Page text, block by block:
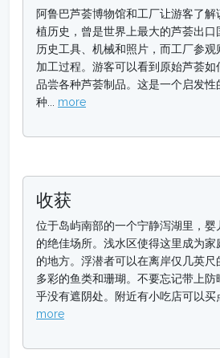
阿鲁巴芦荟博物馆和工厂让游客了
植历史，曾是世界上最大的芦荟出
历史工具、机械和照片，而工厂参
加工过程。游客可以看到原始芦荟
品尝各种芦荟制品。这是一个启发性
种... more
收获
位于岛屿南部的一个宁静泻湖里，婴
的绝佳场所。浅水区使得这里成为
的地方。浮潜者可以在离岸仅几英
多彩的鱼类和珊瑚。不要忘记带上
乎没有遮阴处。附近有小吃店可以买
more